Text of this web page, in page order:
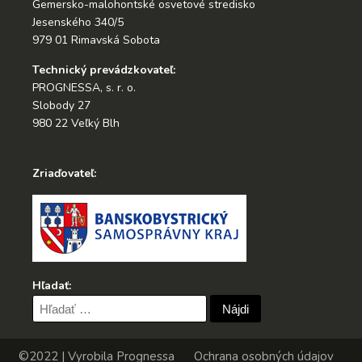
Gemersko-malohontské osvetové stredisko
Jesenského 340/5
979 01 Rimavská Sobota
Technický prevádzkovateľ:
PROGNESSA, s. r. o.
Slobody 27
980 22 Veľký Blh
Zriaďovateľ:
Hľadať:
Hľadať:
©2022 | Vyrobila Prognessa
Ochrana osobných údajov